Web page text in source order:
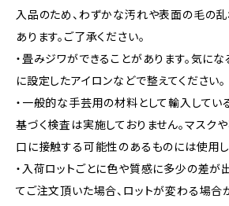
入品のため、わずかな汚れや表面の毛の
あります。ご了承ください。
・畳みジワができることがあります。気に
に設定したアイロンなどで整えてください。
・一般的な手芸用の材料として輸入してい
基づく検査は実施しておりません。マスク
口に接触する可能性のあるものには使用し
・入荷ロットごとに色や質感に多少の差が
てご注文頂いた場合、ロットが変わる場合